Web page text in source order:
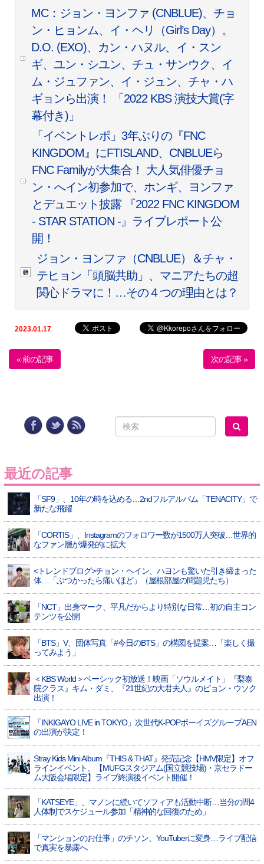
MC：ジョン・ヨンファ (CNBLUE)、チョ
ン・ヒョンム、イ・ヘリ（Girl’s Day）。
D.O. (EXO)、カン・ハヌル、イ・スン
ギ、ユン・シユン、チュ・サンウク、イ
ム・ジュファン、イ・ジュン、チャ・ハ
ギョンら出演！ 「2022 KBS 演技大賞(字
幕付き)」
「イベントレポ」3年ぶりの『FNC
KINGDOM』にFTISLAND、CNBLUEら
FNC Familyが大集合！ 大人気俳優チョ
ン・へイン初参加で、ホンギ、ヨンファ
とデュエット披露 『2022 FNC KINGDOM
- STAR STATION -』ライブレポート公
開！
ジョン・ヨンファ（CNBLUE）＆チャ・
テヒョン「頭脳共助」、マニアたちの超
関心ドラマに！…その４つの理由とは？
2023.01.17
« 前の記事 次の記事 »
最近の記事
「SF9」、10年の時を込める…2ndフルアルバム「TENACITY」で
新たな飛躍
「CORTIS」、Instagramのフォロワー数が1500万人突破…世界的
なファン層が爆発的に拡大
<トレンドブログ>チョン・ヘイン、ハヨンも驚いた引き締まった
体…「ぶつかったら痛いほど」（屋根部屋の問題児たち）
「NCT」出身マーク、平凡だからより特別な日常…初の自主コン
テンツを公開
「BTS」V、団体写真「#今日のBTS」の構図を提案…「楽しく撮
ってみよう」
＜KBS World＞ベーシック初放送！映画「ソウルメイト」『梨泰
院クラス』キム・ダミ、『21世紀の大君夫人』のピョン・ウソク
出演！
「INKIGAYO LIVE in TOKYO」次世代K-POPボーイズグループAEN
の出演が決定！
Stray Kids Mini Album『THIS & THAT』発売記念【HMV限定】オフ
ラインイベント、【MUFGスタジアム(国立競技場)・京セラドー
ム大阪会場限定】ライブ終演後イベント開催！
「KATSEYE」、マノンに続いてソフィアも活動中断…当分の間4
人体制でスケジュール参加「精神的な回復のため」
「マンションのお仕事」のチソン、YouTuberに変身…ライブ配信
で真実を暴露へ